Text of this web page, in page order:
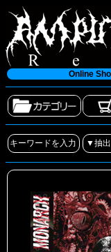
Online